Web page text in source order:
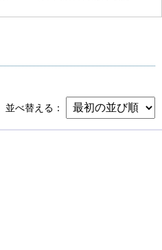
並べ替える